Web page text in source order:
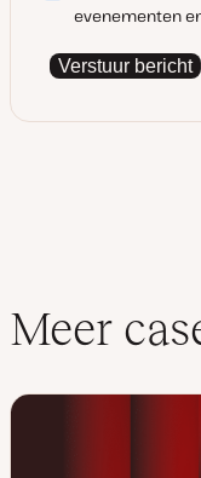
evenementen
Verstuur bericht
Meer